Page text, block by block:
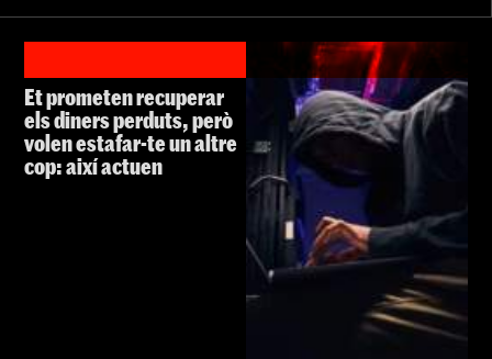
Et prometen recuperar
els diners perduts, però
volen estafar-te un altre
cop: així actuen